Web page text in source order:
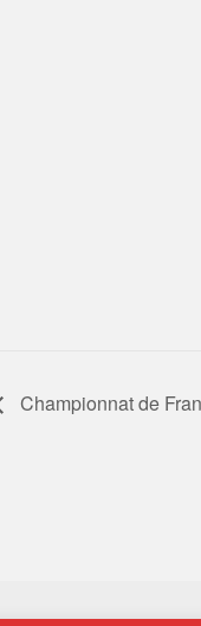
Championnat de